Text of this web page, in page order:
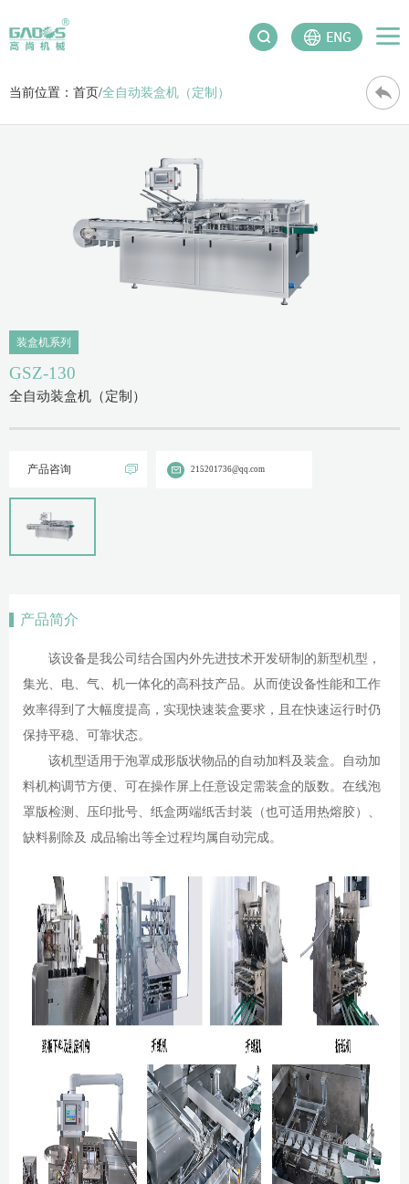
当前位置： 首页/全自动装盒机（定制）
装盒机系列
GSZ-130
全自动装盒机（定制）
产品咨询 215201736@qq.com
产品简介
该设备是我公司结合国内外先进技术开发研制的新型机型，
集光、电、气、机一体化的高科技产品。从而使设备性能和工作
效率得到了大幅度提高，实现快速装盒要求，且在快速运行时仍
保持平稳、可靠状态。
该机型适用于泡罩成形版状物品的自动加料及装盒。自动加
料机构调节方便、可在操作屏上任意设定需装盒的版数。在线泡
罩版检测、压印批号、纸盒两端纸舌封装（也可适用热熔胶）、
缺料剔除及 成品输出等全过程均属自动完成。